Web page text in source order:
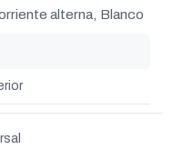
alterna, Blanco